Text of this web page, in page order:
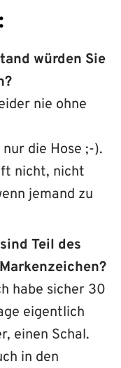
würden Sie
nie ohne
die Hose ;-).
nicht, nicht
jemand zu
Teil des
habe sicher 30
eigentlich
einen Schal.
in den